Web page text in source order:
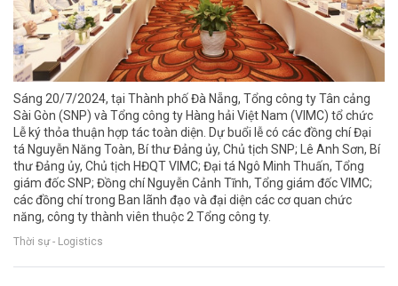
Sáng 20/7/2024, tại Thành phố Đà Nẵng, Tổng công ty Tân cảng
Sài Gòn (SNP) và Tổng công ty Hàng hải Việt Nam (VIMC) tổ chức
Lễ ký thỏa thuận hợp tác toàn diện. Dự buổi lễ có các đồng chí Đại
tá Nguyễn Năng Toàn, Bí thư Đảng ủy, Chủ tịch SNP; Lê Anh Sơn, Bí
thư Đảng ủy, Chủ tịch HĐQT VIMC; Đại tá Ngô Minh Thuấn, Tổng
giám đốc SNP; Đồng chí Nguyễn Cảnh Tĩnh, Tổng giám đốc VIMC;
các đồng chí trong Ban lãnh đạo và đại diện các cơ quan chức
năng, công ty thành viên thuộc 2 Tổng công ty.
Thời sự - Logistics